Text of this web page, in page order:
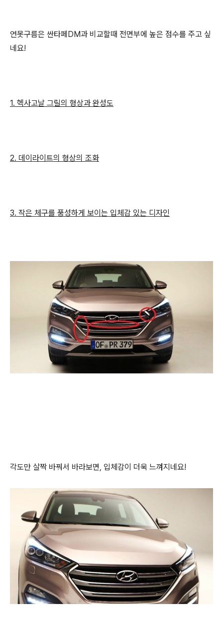
연못구름은 싼타페DM과 비교할때 전면부에 높은 점수를 주고 싶
네요!
1. 헥사고날 그릴의 형상과 완성도
2. 데이라이트의 형상의 조화
3. 작은 체구를 풍성하게 보이는 입체감 있는 디자인
각도만 살짝 바꿔서 바라보면, 입체감이 더욱 느껴지네요!